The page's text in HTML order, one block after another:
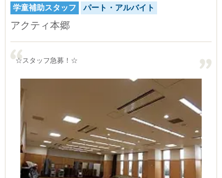
学童補助スタッフ パート・アルバイト
アクティ本郷
☆スタッフ急募！☆